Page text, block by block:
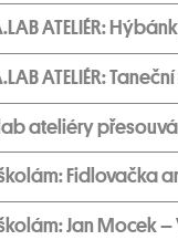
ATELIÉR:
ATELIÉR:
ateliéry
Fidlovačka
Jan Mocek –